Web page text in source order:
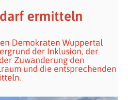
ermitteln
Demokraten Wuppertal
der Inklusion, der
Zuwanderung den
und die entsprechenden